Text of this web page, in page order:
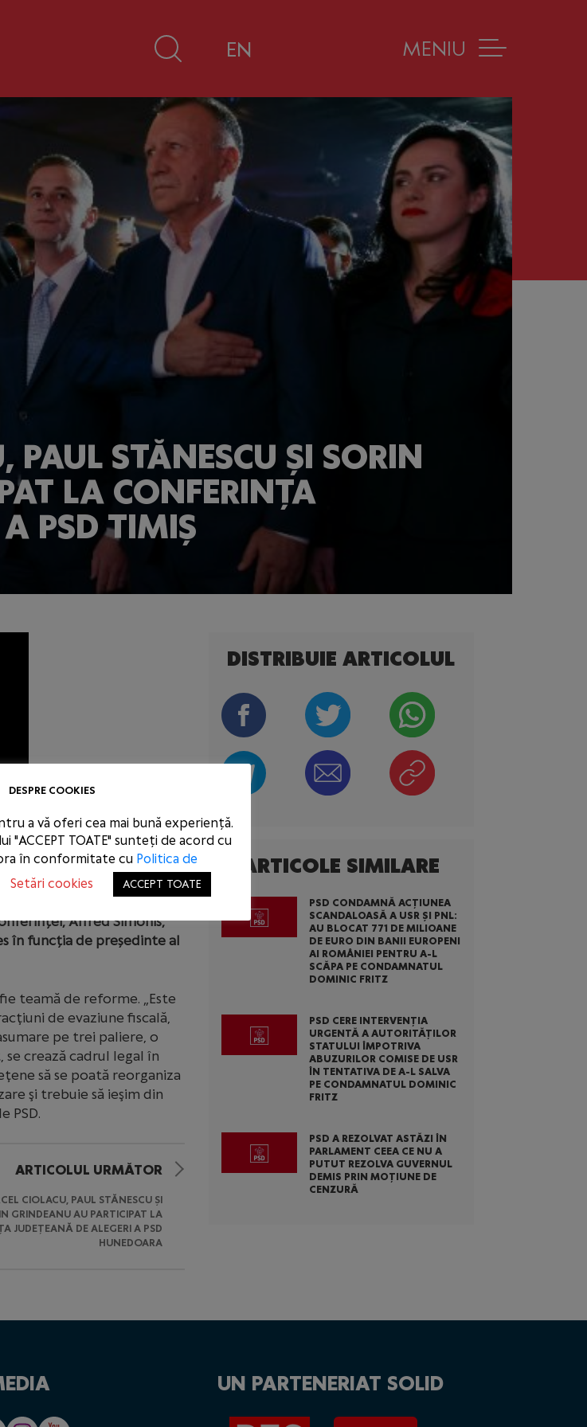
EN MENIU
STĂNESCU ȘI SORIN
LA CONFERINȚA
PSD TIMIȘ
general al PSD, și
30 septembrie 2023,
Alfred Simonis,
în funcția de președinte al
teamă de reforme. „Este
de evaziune fiscală,
pe trei paliere, o
crează cadrul legal în
să se poată reorganiza
şi trebuie să ieşim din
PSD.
ARTICOLUL URMĂTOR
CIOLACU, PAUL STĂNESCU ȘI
GRINDEANU AU PARTICIPAT LA
JUDEȚEANĂ DE ALEGERI A PSD
HUNEDOARA
ARTICOLE SIMILARE
PSD CONDAMNĂ ACȚIUNEA
SCANDALOASĂ A USR ȘI PNL:
AU BLOCAT 771 DE MILIOANE
DE EURO DIN BANII EUROPENI
AI ROMÂNIEI PENTRU A-L
SCĂPA PE CONDAMNATUL
DOMINIC FRITZ
PSD CERE INTERVENȚIA
URGENTĂ A AUTORITĂȚILOR
STATULUI ÎMPOTRIVA
ABUZURILOR COMISE DE USR
ÎN TENTATIVA DE A-L SALVA
PE CONDAMNATUL DOMINIC
FRITZ
PSD A REZOLVAT ASTĂZI ÎN
PARLAMENT CEEA CE NU A
PUTUT REZOLVA GUVERNUL
DEMIS PRIN MOȚIUNE DE
CENZURĂ
DISTRIBUIE ARTICOLUL
UN PARTENERIAT SOLID
DESPRE COOKIES
a vă oferi cea mai bună experiență.
"ACCEPT TOATE" sunteți de acord cu
în conformitate cu Politica de
Setări cookies ACCEPT TOATE